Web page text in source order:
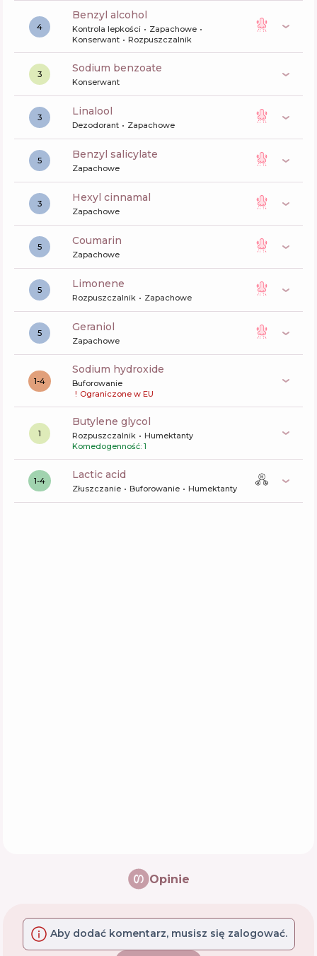
4
benzyl alcohol
Kontrola lepkości
Zapachowe
Konserwant
Rozpuszczalnik
3 sodium benzoate
Konserwant
3 linalool
Dezodorant Zapachowe
5 benzyl salicylate
Zapachowe
3 hexyl cinnamal
Zapachowe
5 coumarin
Zapachowe
5 limonene
Rozpuszczalnik Zapachowe
5 geraniol
Zapachowe
1-4
sodium hydroxide
Buforowanie
! Ograniczone w EU
1
butylene glycol
Rozpuszczalnik
Humektanty
Komedogenność: 1
1-4 lactic acid
Złuszczanie Buforowanie Humektanty
Opinie
Aby dodać komentarz, musisz się zalogować.